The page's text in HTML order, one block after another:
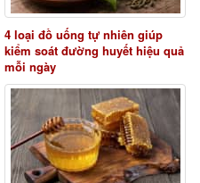
4 loại đồ uống tự nhiên giúp
kiểm soát đường huyết hiệu quả
mỗi ngày